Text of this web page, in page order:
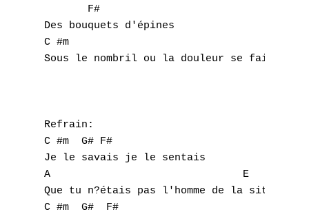
       F#
Des bouquets d'épines
C #m
Sous le nombril ou la douleur se fait
Refrain:
C #m  G# F#
Je le savais je le sentais
A                               E     F#
Que tu n?étais pas l'homme de la situation
C #m  G#  F#
F